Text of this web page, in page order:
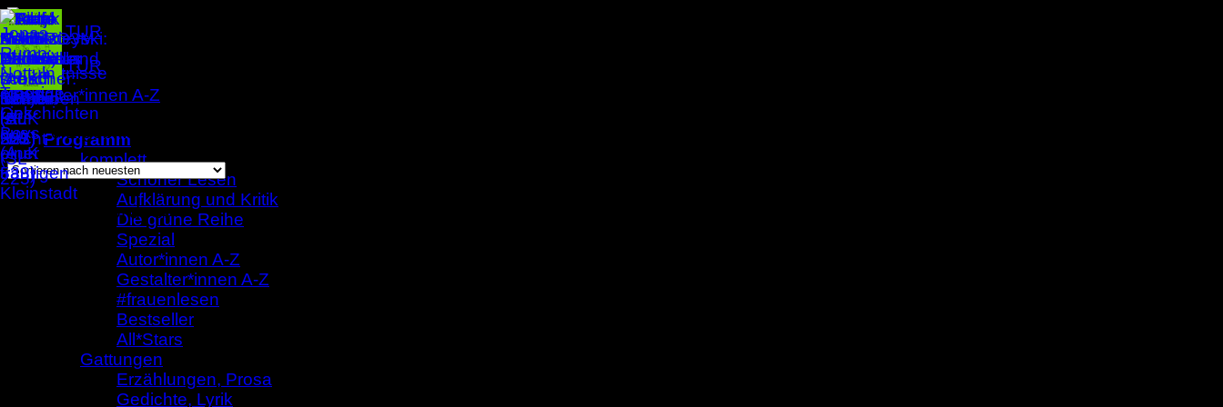
Zum
Inhalt
springen
Programm
komplett
Schöner Lesen
Aufklärung und Kritik
Die grüne Reihe
Spezial
Autor*innen A-Z
Gestalter*innen A-Z
#frauenlesen
Bestseller
All*Stars
Gattungen
Erzählungen, Prosa
Gedichte, Lyrik
Gestalter*innen A-Z
Alle 20 Ergebnisse werden angezeigt
Petrus Akkordeon